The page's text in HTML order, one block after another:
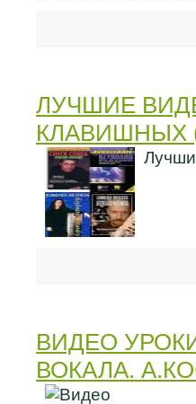
ЛУЧШИЕ
КЛАВИШНЫХ
ВИДЕО
ВОКАЛА.